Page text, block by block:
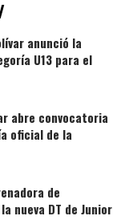
anunció la
U13 para el
abre convocatoria
oficial de la
de
nueva DT de Junior